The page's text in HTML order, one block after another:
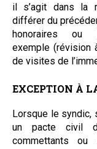
il s’agit dans la
différer du
honoraires ou
exemple (révision
de visites de
EXCEPTION À
Lorsque le syndic,
un pacte civil
commettants ou